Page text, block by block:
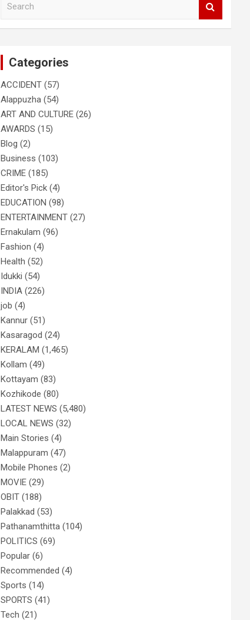
Categories
ACCIDENT (57)
Alappuzha (54)
ART AND CULTURE (26)
AWARDS (15)
Blog (2)
Business (103)
CRIME (185)
Editor's Pick (4)
EDUCATION (98)
ENTERTAINMENT (27)
Ernakulam (96)
Fashion (4)
Health (52)
Idukki (54)
INDIA (226)
job (4)
Kannur (51)
Kasaragod (24)
KERALAM (1,465)
Kollam (49)
Kottayam (83)
Kozhikode (80)
LATEST NEWS (5,480)
LOCAL NEWS (32)
Main Stories (4)
Malappuram (47)
Mobile Phones (2)
MOVIE (29)
OBIT (188)
Palakkad (53)
Pathanamthitta (104)
POLITICS (69)
Popular (6)
Recommended (4)
Sports (14)
SPORTS (41)
Tech (21)